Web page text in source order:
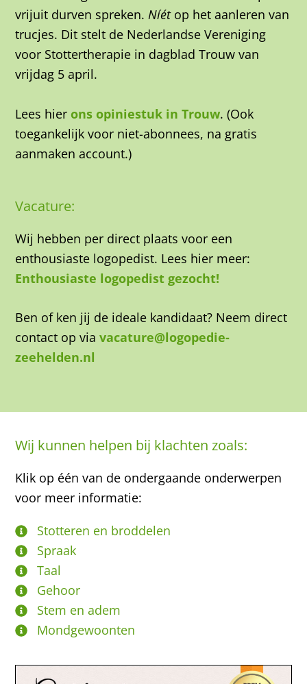
vrijuit durven spreken. Níétop het aanleren van
trucjes. Dit stelt de Nederlandse Vereniging
voor Stottertherapie in dagblad Trouw van
vrijdag 5 april.
Lees hier ons opiniestuk in Trouw. (Ook
toegankelijk voor niet-abonnees, na gratis
aanmaken account.)
Vacature:
Wij hebben per direct plaats voor een
enthousiaste logopedist. Lees hier meer:
Enthousiaste logopedist gezocht!
Ben of ken jij de ideale kandidaat? Neem direct
contact op via vacature@logopedie-
zeehelden.nl
Wij kunnen helpen bij klachten zoals:
Klik op één van de ondergaande onderwerpen
voor meer informatie:
Stotteren en broddelen
Spraak
Taal
Gehoor
Stem en adem
Mondgewoonten